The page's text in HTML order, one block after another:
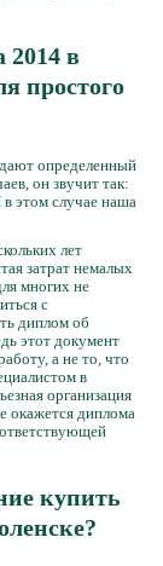
в
простого
определенный
он звучит так:
этом случае наша
лет
затрат немалых
многих не
с
диплом об
этот документ
а не то, что
в
организация
окажется диплома
купить